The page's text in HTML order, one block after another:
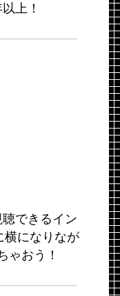
上！
できるイン
横になりなが
ゃおう！